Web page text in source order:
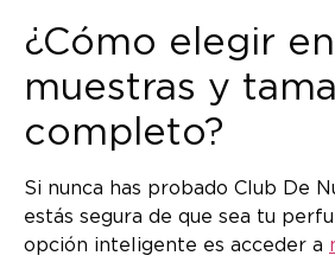
¿Cómo elegir
muestras y
completo?
Si nunca has probado Club De
estás segura de que sea tu
opción inteligente es acceder a